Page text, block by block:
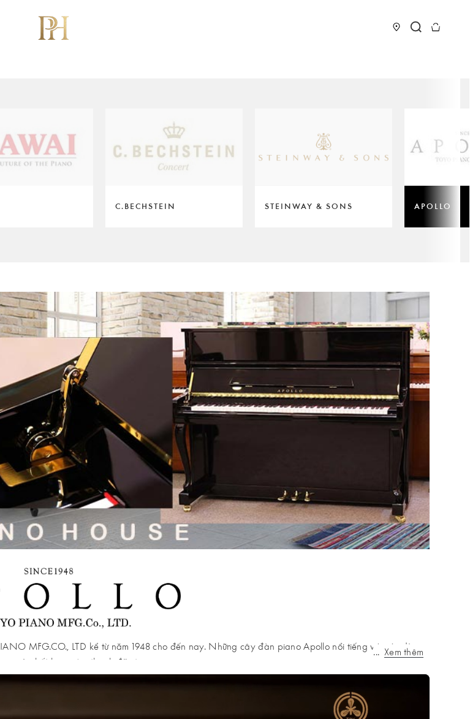
C.BECHSTEIN STEINWAY & SONS APOLLO
MFG.CO., LTD kể từ năm 1948 cho đến nay. Những cây đàn piano Apollo nổi tiếng với các dòng
và chất lượng âm thanh đặc trưng.
(Ebony polish), cả hai được hoàn thiện và lắp ráp tại nhà máy của công ty
của hãng và có chất lượng âm thanh tốt và hài hòa, hình dáng đẹp và sang trọng. Hơn nữa, nguồn
... Xem thêm